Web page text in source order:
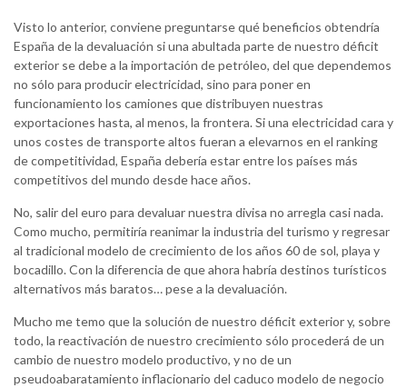
Visto lo anterior, conviene preguntarse qué beneficios obtendría
España de la devaluación si una abultada parte de nuestro déficit
exterior se debe a la importación de petróleo, del que dependemos
no sólo para producir electricidad, sino para poner en
funcionamiento los camiones que distribuyen nuestras
exportaciones hasta, al menos, la frontera. Si una electricidad cara y
unos costes de transporte altos fueran a elevarnos en el ranking
de competitividad, España debería estar entre los países más
competitivos del mundo desde hace años.
No, salir del euro para devaluar nuestra divisa no arregla casi nada.
Como mucho, permitiría reanimar la industria del turismo y regresar
al tradicional modelo de crecimiento de los años 60 de sol, playa y
bocadillo. Con la diferencia de que ahora habría destinos turísticos
alternativos más baratos… pese a la devaluación.
Mucho me temo que la solución de nuestro déficit exterior y, sobre
todo, la reactivación de nuestro crecimiento sólo procederá de un
cambio de nuestro modelo productivo, y no de un
pseudoabaratamiento inflacionario del caduco modelo de negocio